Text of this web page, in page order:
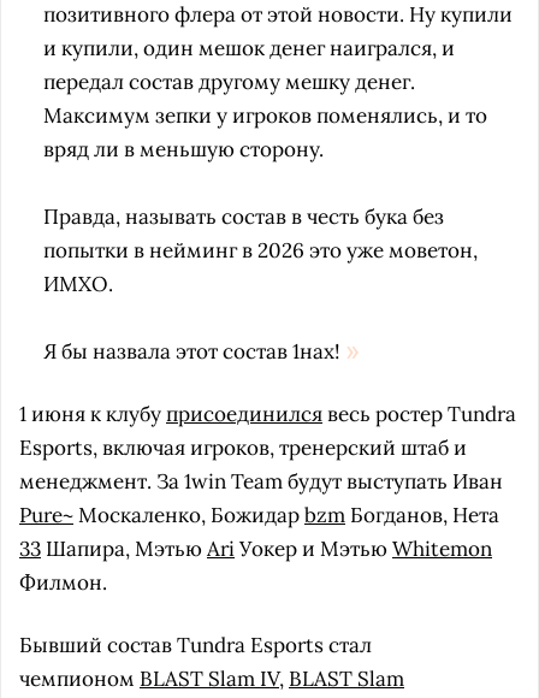
позитивного флера от этой новости. Ну купили
и купили, один мешок денег наигрался, и
передал состав другому мешку денег.
Максимум зепки у игроков поменялись, и то
вряд ли в меньшую сторону.
Правда, называть состав в честь бука без
попытки в нейминг в 2026 это уже моветон,
ИМХО.
Я бы назвала этот состав 1нах!
1 июня к клубуприсоединилсявесь ростер Tundra
Esports, включая игроков, тренерский штаб и
менеджмент. За 1win Team будут выступать Иван
Pure~Москаленко, Божидарbzm Богданов, Нета
33 Шапира, МэтьюAriУокер и МэтьюWhitemon
Филмон.
Бывший состав Tundra Esports стал
чемпионом BLAST Slam IV, BLAST Slam